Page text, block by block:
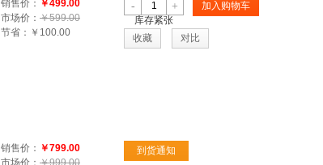
- +
库存紧张
加入购物车
收藏 对比
销售价： ￥499.00
市场价： ￥599.00
节省： ￥100.00
到货通知
销售价： ￥799.00
市场价： ￥999.00